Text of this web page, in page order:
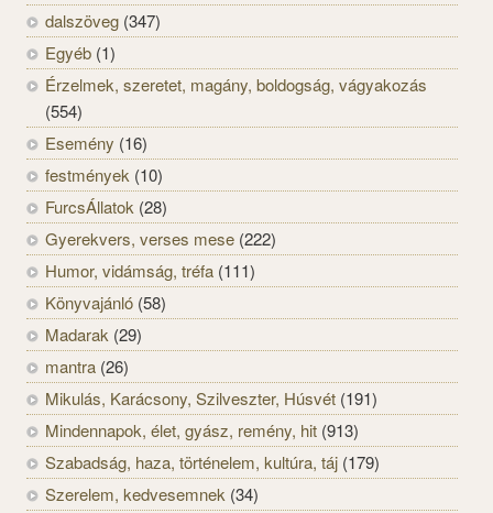
dalszöveg (347)
Egyéb (1)
Érzelmek, szeretet, magány, boldogság, vágyakozás
(554)
Esemény (16)
festmények (10)
FurcsÁllatok (28)
Gyerekvers, verses mese (222)
Humor, vidámság, tréfa (111)
Könyvajánló (58)
Madarak (29)
mantra (26)
Mikulás, Karácsony, Szilveszter, Húsvét (191)
Mindennapok, élet, gyász, remény, hit (913)
Szabadság, haza, történelem, kultúra, táj (179)
Szerelem, kedvesemnek (34)